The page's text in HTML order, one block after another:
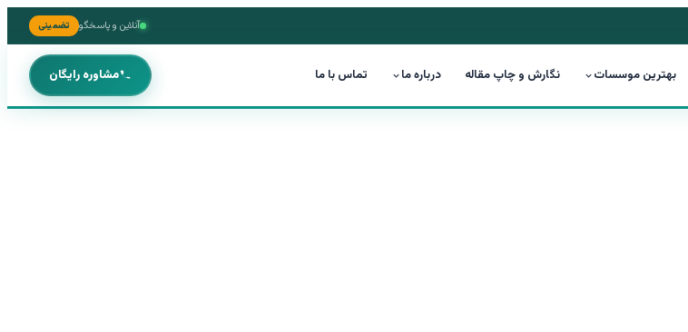
آنلاین و پاسخگو تضمینی
بهترین موسسات نگارش و چاپ مقاله درباره ما تماس با ما مشاوره رایگان